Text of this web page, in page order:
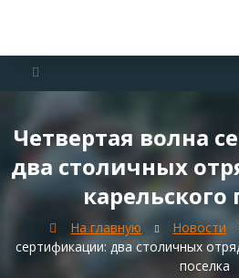
О СКАУТАХ
НОВОСТИ
СОБЫТИЯ
ОТРЯДЫ
ДОКУМЕНТЫ
Четвертая волна
два столичных
карельского
На главную Новости
сертификации: два столичных
поселка